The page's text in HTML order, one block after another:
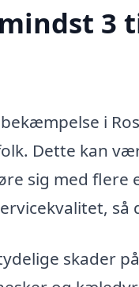
3
i
Dette kan
sig med
skader